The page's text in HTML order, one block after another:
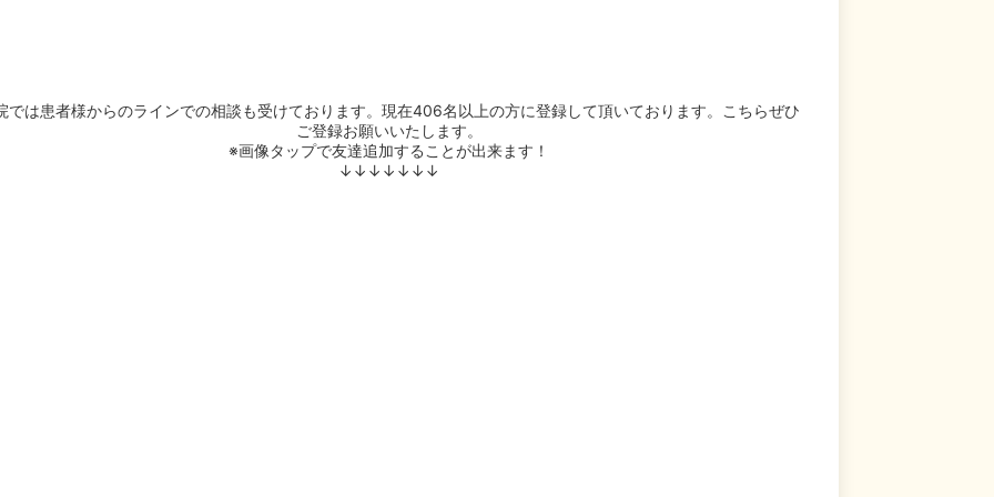
では患者様からのラインでの相談も受けております。現在406名以上の方に登録して頂いております。こちらぜひ
ご登録お願いいたします。
※画像タップで友達追加することが出来ます！
↓↓↓↓↓↓↓